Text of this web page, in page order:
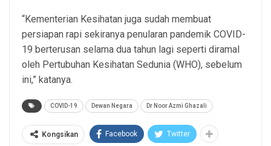
“Kementerian Kesihatan juga sudah membuat
persiapan rapi sekiranya penularan pandemik COVID-
19 berterusan selama dua tahun lagi seperti diramal
oleh Pertubuhan Kesihatan Sedunia (WHO), sebelum
ini,” katanya.
COVID-19 Dewan Negara Dr Noor Azmi Ghazali
Kongsikan Facebook Twitter